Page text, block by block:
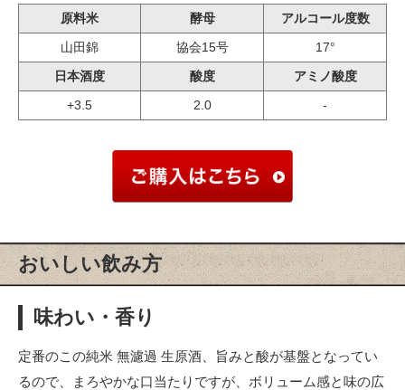
原料米 酵母
アルコール度数
山田錦
協会15号
17°
日本酒度
酸度
アミノ酸度
+3.5
2.0 -
おいしい飲み方
味わい・香り
定番のこの純米 無濾過 生原酒、旨みと酸が基盤となってい
るので、まろやかな口当たりですが、ボリューム感と味の広